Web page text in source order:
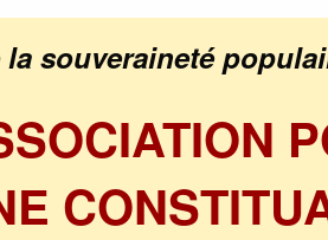
souveraineté